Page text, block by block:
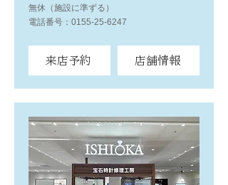
無休（施設に準ずる）
電話番号：0155-25-6247
来店予約 店舗情報